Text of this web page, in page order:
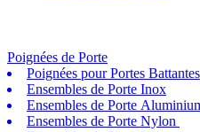
Poignées de Porte
Poignées pour Portes Battantes
Ensembles de Porte Inox
Ensembles de Porte
Ensembles de Porte Nylon